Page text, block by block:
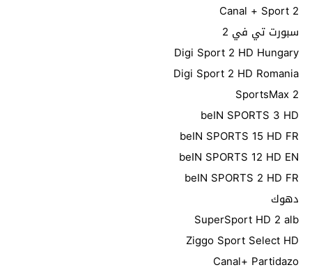
Canal + Sport 2
سبورت تي في 2
Digi Sport 2 HD Hungary
Digi Sport 2 HD Romania
SportsMax 2
beIN SPORTS 3 HD
beIN SPORTS 15 HD FR
beIN SPORTS 12 HD EN
beIN SPORTS 2 HD FR
دهوك
SuperSport HD 2 alb
Ziggo Sport Select HD
Canal+ Partidazo